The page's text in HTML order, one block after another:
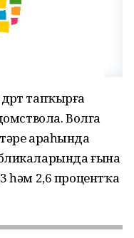
тапҡырға
Волга
араһында
ғына
һәм 2,6 процентҡа